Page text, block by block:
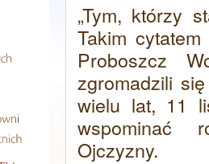
„Tym, którzy
Takim
Proboszcz
zgromadzili
wielu lat, 11
wspominać
Ojczyzny.